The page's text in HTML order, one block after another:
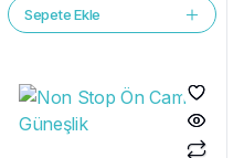
Sepete Ekle